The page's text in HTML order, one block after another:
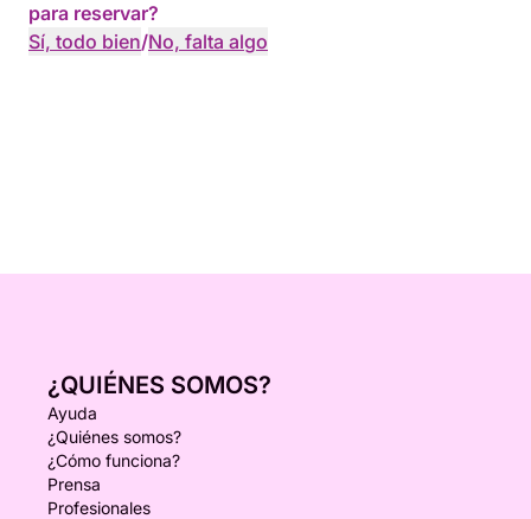
para reservar?
Sí, todo bien/No, falta algo
¿QUIÉNES SOMOS?
Ayuda
¿Quiénes somos?
¿Cómo funciona?
Prensa
Profesionales